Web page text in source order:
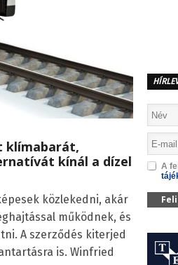
klímabarát,
kínál a dízel
közlekedni, akár
működnek, és
A szerződés kiterjed
is. Winfried
A